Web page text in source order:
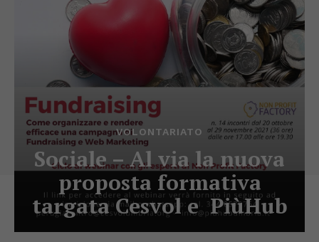
VOLONTARIATO
Sociale – Al via la nuova
proposta formativa
targata Cesvol e PiùHub